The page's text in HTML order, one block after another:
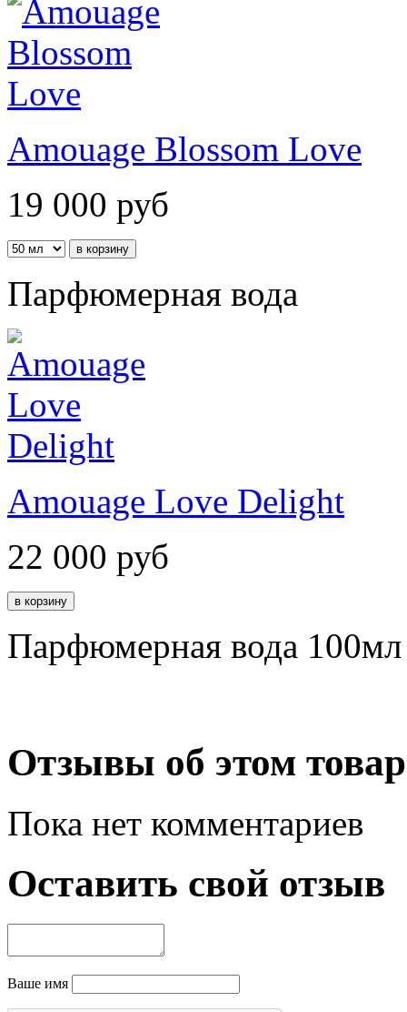
Amouage Blossom Love
19 000 руб
Парфюмерная вода
Amouage Love Delight
22 000 руб
Парфюмерная вода 100мл
Отзывы об этом
Пока нет комментариев
Оставить свой отзыв
Ваше имя